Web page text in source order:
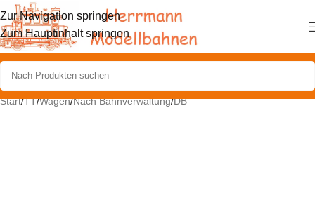
Zur Navigation springen
Zum Hauptinhalt springen
Start/TT/Wagen/Nach Bahnverwaltung/DB